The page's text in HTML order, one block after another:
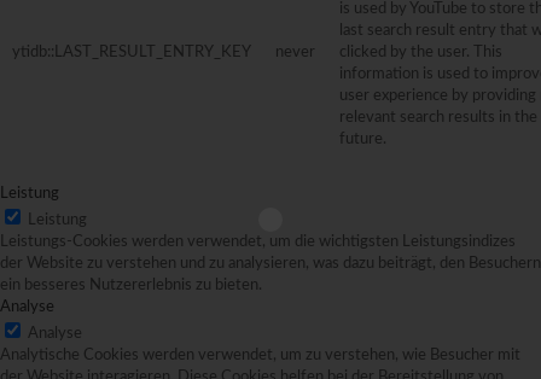
ytidb::LAST_RESULT_ENTRY_KEY never
is used by YouTube to store
last search result entry that
clicked by the user. This
information is used to
user experience by providing
relevant search results in the
future.
Leistung
Leistung
Leistungs-Cookies werden verwendet, um die wichtigsten Leistungsindizes
der Website zu verstehen und zu analysieren, was dazu beiträgt, den Besuchern
ein besseres Nutzererlebnis zu bieten.
Analyse
Analyse
Analytische Cookies werden verwendet, um zu verstehen, wie Besucher mit